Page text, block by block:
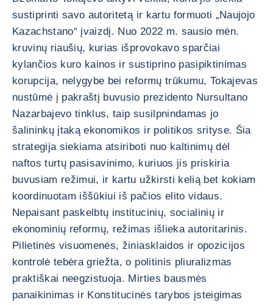
sustiprinti savo autoritetą ir kartu formuoti „Naujojo
Kazachstano“ įvaizdį. Nuo 2022 m. sausio mėn.
kruvinų riaušių, kurias išprovokavo sparčiai
kylančios kuro kainos ir sustiprino pasipiktinimas
korupcija, nelygybe bei reformų trūkumu, Tokajevas
nustūmė į pakraštį buvusio prezidento Nursultano
Nazarbajevo tinklus, taip susilpnindamas jo
šalininkų įtaką ekonomikos ir politikos srityse. Šia
strategija siekiama atsiriboti nuo kaltinimų dėl
naftos turtų pasisavinimo, kuriuos jis priskiria
buvusiam režimui, ir kartu užkirsti kelią bet kokiam
koordinuotam iššūkiui iš pačios elito vidaus.
Nepaisant paskelbtų institucinių, socialinių ir
ekonominių reformų, režimas išlieka autoritarinis.
Pilietinės visuomenės, žiniasklaidos ir opozicijos
kontrolė tebėra griežta, o politinis pliuralizmas
praktiškai neegzistuoja. Mirties bausmės
panaikinimas ir Konstitucinės tarybos įsteigimas